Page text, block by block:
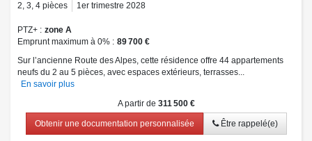
2, 3, 4 pièces 1er trimestre 2028
PTZ+
zone A
Emprunt maximum à 0%
89 700 €
Sur l’ancienne Route des Alpes, cette résidence offre 44 appartements
neufs du 2 au 5 pièces, avec espaces extérieurs, terrasses...
En savoir plus
A partir de 311 500 €
Obtenir une documentation personnalisée Être rappelé(e)